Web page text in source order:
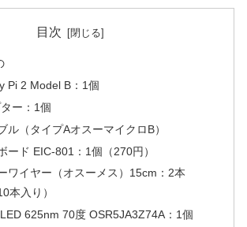
目次
Pi 2 Model B：1個
ー：1個
ル（タイプAオスーマイクロB）
ード EIC-801：1個（270円）
ワイヤー（オスーメス）15cm：2本
本入り）
625nm 70度 OSR5JA3Z74A：1個